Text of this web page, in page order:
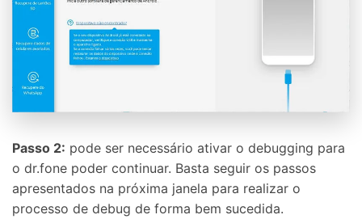
Passo 2: pode ser necessário ativar o debugging para
o dr.fone poder continuar. Basta seguir os passos
apresentados na próxima janela para realizar o
processo de debug de forma bem sucedida.